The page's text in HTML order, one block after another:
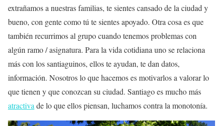
extrañamos a nuestras familias, te sientes cansado de la ciudad y
bueno, con gente como tú te sientes apoyado. Otra cosa es que
también recurrimos al grupo cuando tenemos problemas con
algún ramo / asignatura. Para la vida cotidiana uno se relaciona
más con los santiaguinos, ellos te ayudan, te dan datos,
información. Nosotros lo que hacemos es motivarlos a valorar lo
que tienen y que conozcan su ciudad. Santiago es mucho más
atractivade lo que ellos piensan, luchamos contra la monotonía.